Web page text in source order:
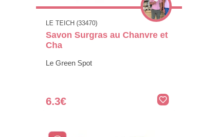
LE TEICH (33470)
Savon Surgras au Chanvre et
Cha
Le Green Spot
6.3€